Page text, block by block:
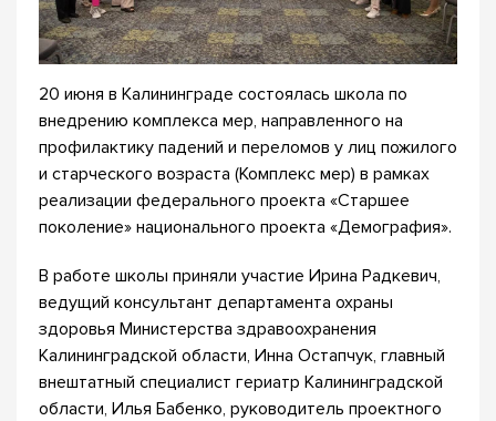
20 июня в Калининграде состоялась школа по
внедрению комплекса мер, направленного на
профилактику падений и переломов у лиц пожилого
и старческого возраста (Комплекс мер) в рамках
реализации федерального проекта «Старшее
поколение» национального проекта «Демография».
В работе школы приняли участие Ирина Радкевич,
ведущий консультант департамента охраны
здоровья Министерства здравоохранения
Калининградской области, Инна Остапчук, главный
внештатный специалист гериатр Калининградской
области, Илья Бабенко, руководитель проектного